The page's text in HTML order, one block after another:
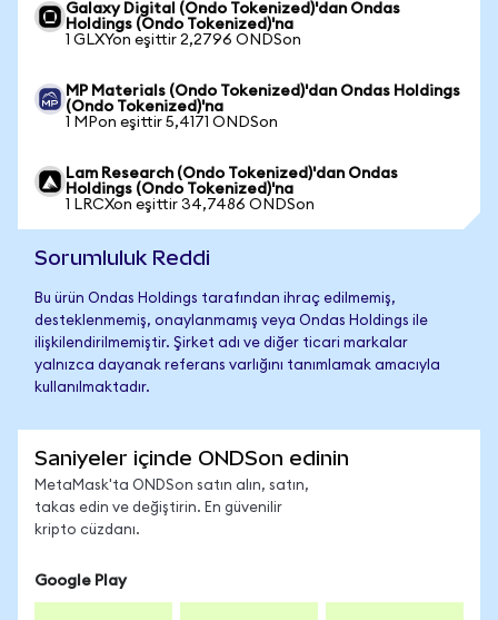
Galaxy Digital (Ondo Tokenized)'dan Ondas
Holdings (Ondo Tokenized)'na
1 GLXYon eşittir 2,2796 ONDSon
MP Materials (Ondo Tokenized)'dan Ondas Holdings
(Ondo Tokenized)'na
1 MPon eşittir 5,4171 ONDSon
Lam Research (Ondo Tokenized)'dan Ondas
Holdings (Ondo Tokenized)'na
1 LRCXon eşittir 34,7486 ONDSon
Sorumluluk Reddi
Bu ürün Ondas Holdings tarafından ihraç edilmemiş,
desteklenmemiş, onaylanmamış veya Ondas Holdings ile
ilişkilendirilmemiştir. Şirket adı ve diğer ticari markalar
yalnızca dayanak referans varlığını tanımlamak amacıyla
kullanılmaktadır.
Saniyeler içinde ONDSon edinin
MetaMask'ta ONDSon satın alın, satın,
takas edin ve değiştirin. En güvenilir
kripto cüzdanı.
Google Play